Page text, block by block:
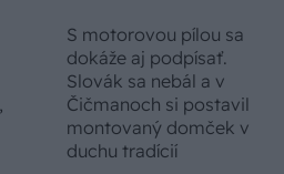
S motorovou pílou sa
dokáže aj podpísať.
Slovák sa nebál a v
Čičmanoch si postavil
montovaný domček v
duchu tradícií